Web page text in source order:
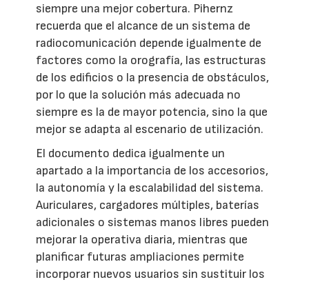
siempre una mejor cobertura. Pihernz
recuerda que el alcance de un sistema de
radiocomunicación depende igualmente de
factores como la orografía, las estructuras
de los edificios o la presencia de obstáculos,
por lo que la solución más adecuada no
siempre es la de mayor potencia, sino la que
mejor se adapta al escenario de utilización.
El documento dedica igualmente un
apartado a la importancia de los accesorios,
la autonomía y la escalabilidad del sistema.
Auriculares, cargadores múltiples, baterías
adicionales o sistemas manos libres pueden
mejorar la operativa diaria, mientras que
planificar futuras ampliaciones permite
incorporar nuevos usuarios sin sustituir los